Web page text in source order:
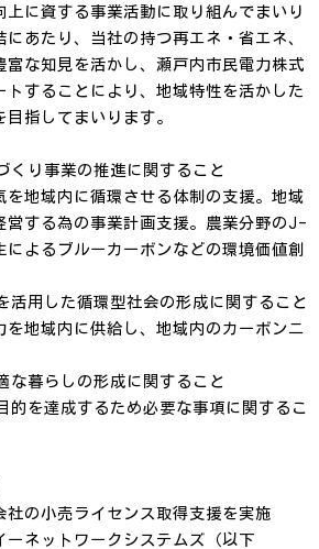
に資する事業活動に取り組んでまいり
あたり、当社の持つ再エネ・省エネ、
富な知見を活かし、瀬戸内市民電力株式
トすることにより、地域特性を活かした
指してまいります。
り事業の推進に関すること
地域内に循環させる体制の支援。地域
営する為の事業計画支援。農業分野のJ-
によるブルーカーボンなどの環境価値創
用した循環型社会の形成に関すること
地域内に供給し、地域内のカーボンニ
暮らしの形成に関すること
を達成するため必要な事項に関するこ
社の小売ライセンス取得支援を実施
ーネットワークシステムズ（以下